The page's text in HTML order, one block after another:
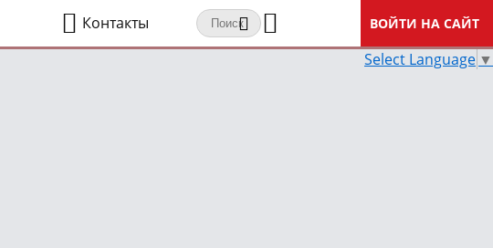
Контакты ВОЙТИ НА САЙТ
Select Language ▼